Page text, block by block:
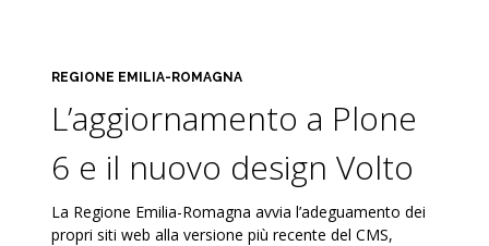
REGIONE EMILIA-ROMAGNA
L’aggiornamento a Plone
6 e il nuovo design Volto
La Regione Emilia-Romagna avvia l’adeguamento dei
propri siti web alla versione più recente del CMS,